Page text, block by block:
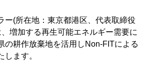
ー(所在地：東京都港区、代表取締役
増加する再生可能エネルギー需要に
の耕作放棄地を活用しNon-FITによる
します。